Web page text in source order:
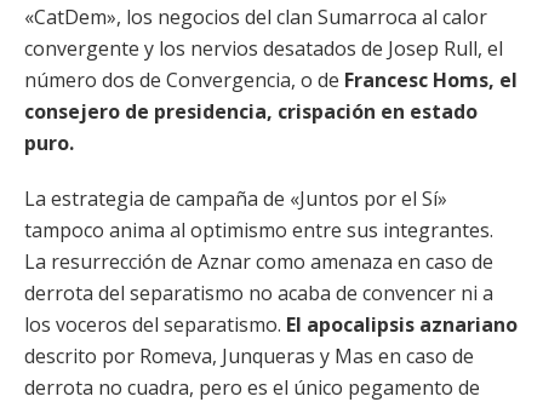
«CatDem», los negocios del clan Sumarroca al calor
convergente y los nervios desatados de Josep Rull, el
número dos de Convergencia, o de Francesc Homs, el
consejero de presidencia, crispación en estado
puro.
La estrategia de campaña de «Juntos por el Sí»
tampoco anima al optimismo entre sus integrantes.
La resurrección de Aznar como amenaza en caso de
derrota del separatismo no acaba de convencer ni a
los voceros del separatismo. El apocalipsis aznariano
descrito por Romeva, Junqueras y Mas en caso de
derrota no cuadra, pero es el único pegamento de